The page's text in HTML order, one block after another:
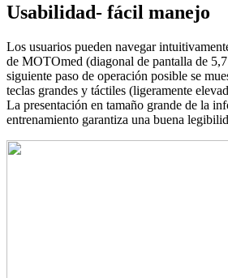
Usabilidad- fácil manejo
Los usuarios pueden navegar
de MOTOmed (diagonal de pantalla de
siguiente paso de operación posible se
teclas grandes y táctiles (ligeramente
La presentación en tamaño grande de la
entrenamiento garantiza una buena